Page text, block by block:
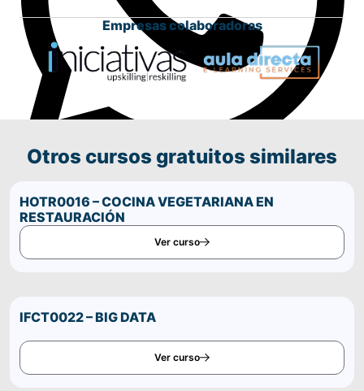
Empresas colaboradoras
Otros cursos gratuitos similares
HOTR0016 – COCINA VEGETARIANA EN
RESTAURACIÓN
Ver curso
IFCT0022 – BIG DATA
Ver curso